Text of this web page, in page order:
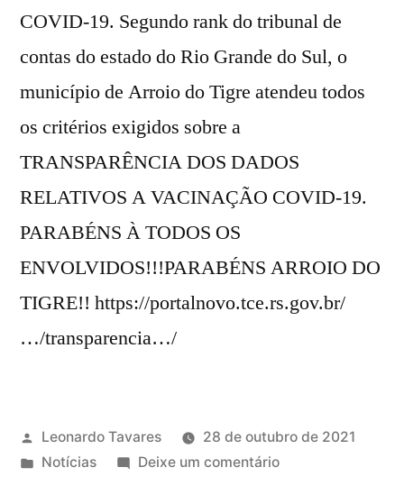
COVID-19. Segundo rank do tribunal de
contas do estado do Rio Grande do Sul, o
município de Arroio do Tigre atendeu todos
os critérios exigidos sobre a
TRANSPARÊNCIA DOS DADOS
RELATIVOS A VACINAÇÃO COVID-19.
PARABÉNS À TODOS OS
ENVOLVIDOS!!!PARABÉNS ARROIO DO
TIGRE!! https://portalnovo.tce.rs.gov.br/
…/transparencia…/
Leonardo Tavares
28 de outubro de 2021
Notícias
Deixe um comentário